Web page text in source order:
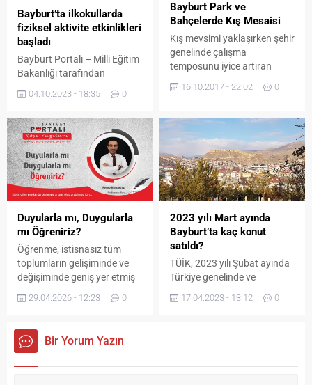
geceler özel müdavimleri
tarafından da ilgiyle takip...
araya geldi. “Okul Öncesi
Eğitimde Ailenin Rolü” başlıklı
seminerde yönetici...
Bayburt’ta ilkokullarda
fiziksel aktivite etkinlikleri
başladı
Bayburt Portalı – Milli Eğitim
Bakanlığı tarafından
yürütülen ‘Okulumda Sağlıklı
Besleniyorum’ programı,
Kaya İlkokulundaki fiziksel
aktivite etkinlikleriyle
başlatıldı. Öğrencilerin;
fiziksel, bilişsel, duygusal ve
sosyal yönden sağlıklı bir
gelişim süreci geçirebilmeleri
ve okul dışı zamanlarını
verimli kullanabilmeleri için
başlatılan aktiviteler,
okuldaki tüm öğrencilerin
katılımıyla sabah saatlerinde
gerçekleştirildi. Sağlıklı
beslenme...
04.10.2023 - 18:35 0
Bayburt Park ve
Bahçelerde Kış Mesaisi
Kış mevsimi yaklaşırken şehir
genelinde çalışma
temposunu iyice artıran
bahçelerde de yoğun
16.10.2017 - 22:02 0
Duyularla mı, Duygularla
mı Öğreniriz?
Öğrenme, istisnasız tüm
toplumların gelişiminde ve
değişiminde geniş yer etmiş
olarak tarih boyunca konu
işlevidir. Öğrenme eğitim
bilimcilerce kişinin çevresi ile
29.04.2026 - 12:23 0
2023 yılı Mart ayında
Bayburt’ta kaç konut
satıldı?
TÜİK, 2023 yılı Şubat ayında
Türkiye genelinde ve
satış istatistiklerini açıkladı.
17.04.2023 - 13:12 0
Bir Yorum Yazın